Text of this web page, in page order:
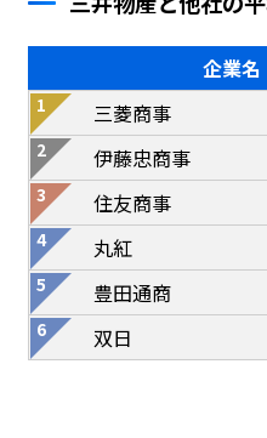
企業名
三菱商事
伊藤忠商事
住友商事
丸紅
豊田通商
双日